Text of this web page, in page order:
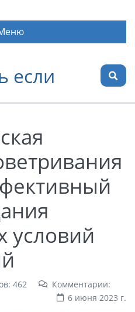
если
условий
462
Комментарии:
6 июня 2023 г.